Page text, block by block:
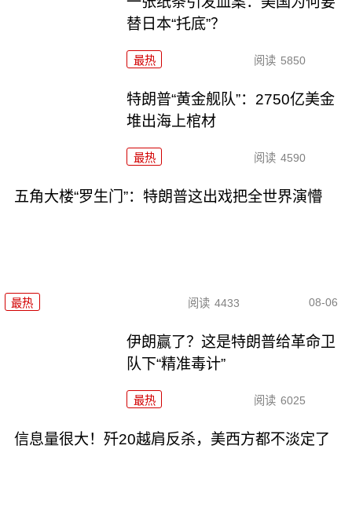
替日本“托底”？
最热 阅读 5850
特朗普“黄金舰队”：2750亿美金
堆出海上棺材
最热 阅读 4590
五角大楼“罗生门”：特朗普这出戏把全世界演懵
最热 阅读 4433 08-06
伊朗赢了？这是特朗普给革命卫
队下“精准毒计”
最热 阅读 6025
信息量很大！歼20越肩反杀，美西方都不淡定了